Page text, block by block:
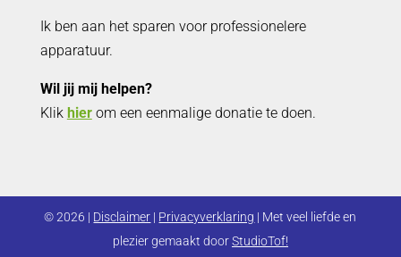
Ik ben aan het sparen voor professionelere
apparatuur.
Wil jij mij helpen?
Klik hierom een eenmalige donatie te doen.
© 2026 | Disclaimer | Privacyverklaring | Met veel liefde en
plezier gemaakt doorStudioTof!